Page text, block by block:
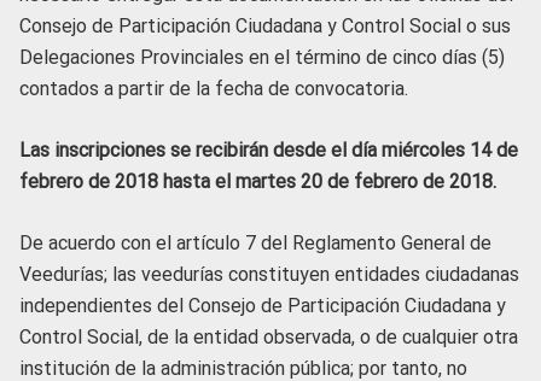
Consejo de Participación Ciudadana y Control Social o sus
Delegaciones Provinciales en el término de cinco días (5)
contados a partir de la fecha de convocatoria.
Las inscripciones se recibirán desde el día miércoles 14 de
febrero de 2018 hasta el martes 20 de febrero de 2018.
De acuerdo con el artículo 7 del Reglamento General de
Veedurías; las veedurías constituyen entidades ciudadanas
independientes del Consejo de Participación Ciudadana y
Control Social, de la entidad observada, o de cualquier otra
institución de la administración pública; por tanto, no